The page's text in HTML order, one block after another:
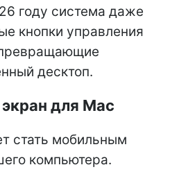
году система даже
кнопки управления
десктоп.
для Mac
стать мобильным
компьютера.